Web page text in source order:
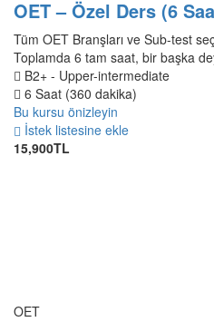
OET – Özel Ders (6
Tüm OET Branşları ve Sub-test
Toplamda 6 tam saat, bir başka
B2+ - Upper-intermediate
6 Saat (360 dakika)
Bu kursu önizleyin
İstek listesine ekle
15,900TL
OET